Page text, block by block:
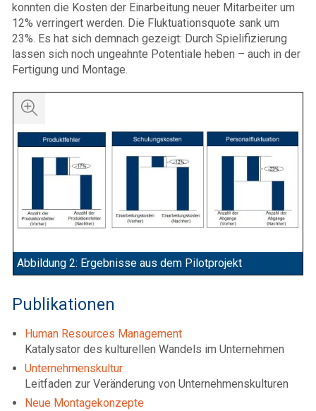
konnten die Kosten der Einarbeitung neuer Mitarbeiter um
12% verringert werden. Die Fluktuationsquote sank um
23%. Es hat sich demnach gezeigt: Durch Spielifizierung
lassen sich noch ungeahnte Potentiale heben – auch in der
Fertigung und Montage.
Abbildung 2: Ergebnisse aus dem Pilotprojekt
Publikationen
Human Resources Management
Katalysator des kulturellen Wandels im Unternehmen
Unternehmenskultur
Leitfaden zur Veränderung von Unternehmenskulturen
Neue Montagekonzepte